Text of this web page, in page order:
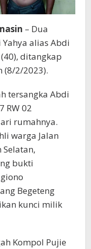
– Dua
alias Abdi
ditangkap
(8/2/2023).
tersangka Abdi
RW 02
rumahnya.
warga Jalan
Selatan,
bukti
Begeteng
kunci milik
Kompol Pujie